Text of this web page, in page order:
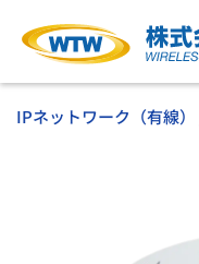
IPネットワーク（有線）